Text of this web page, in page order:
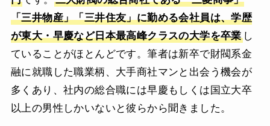
「三井物産」「三井住友」に勤める会社員は、学歴
が東大・早慶など日本最高峰クラスの大学を卒業し
ていることがほとんどです。筆者は新卒で財閥系金
融に就職した職業柄、大手商社マンと出会う機会が
多くあり、社内の総合職には早慶もしくは国立大卒
以上の男性しかいないと彼らから聞きました。